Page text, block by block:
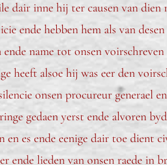
dair inne hij ter causen van dien
ende hebben hem als van
name tot onsen
heeft alsoe hij was eer den
onsen procureur generael
gedaen yerst ende alvoren
en es ende eenige dair toe dient
ende lieden van onsen raede in